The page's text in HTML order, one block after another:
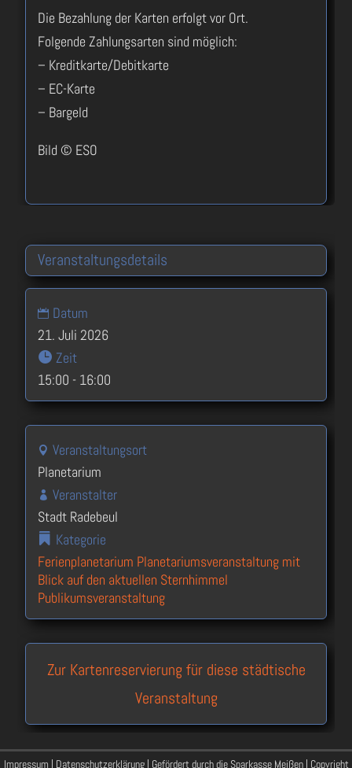
Die Bezahlung der Karten erfolgt vor Ort.
Folgende Zahlungsarten sind möglich:
– Kreditkarte/Debitkarte
– EC-Karte
– Bargeld
Bild © ESO
Veranstaltungsdetails
Datum
21. Juli 2026
Zeit
15:00 - 16:00
Veranstaltungsort
Planetarium
Veranstalter
Stadt Radebeul
Kategorie
Ferienplanetarium Planetariumsveranstaltung mit
Blick auf den aktuellen Sternhimmel
Publikumsveranstaltung
Zur Kartenreservierung für diese städtische
Veranstaltung
Impressum | Datenschutzerklärung| Gefördert durch die Sparkasse Meißen | Copyright